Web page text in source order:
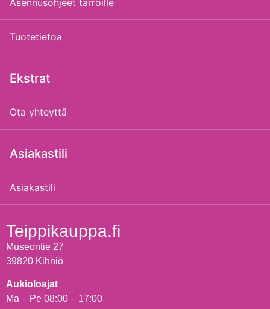
Tuotetietoa
Ekstrat
Ota yhteyttä
Asiakastili
Asiakastili
Teippikauppa.fi
Museontie 27
39820 Kihniö
Aukioloajat
Ma – Pe 08:00 – 17:00